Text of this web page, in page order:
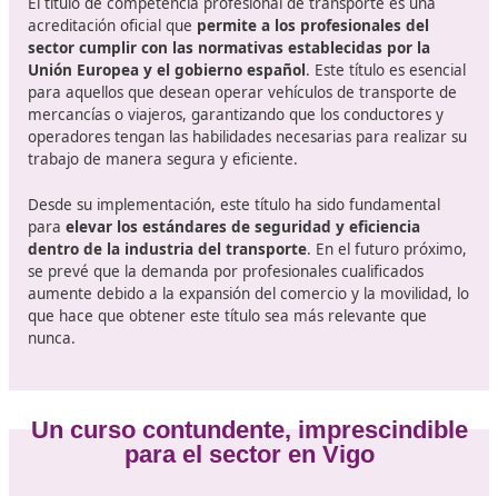
Certificado que habilita para el transporte público
viajeros por carretera y sus actividades auxiliares.
Las pruebas y condiciones necesarias para obtener el
certificado de competencia profesional están
Anexo II del Real Decreto 1211/1990, de 28 de
Transportes Terrestres. Dicho reglamento fue
por el Real Decreto 70/2019, de 15 de febrero.
El título de competencia profesional de transporte es